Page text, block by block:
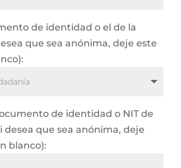
de identidad o el de la
que sea anónima, deje este
de identidad o NIT de
desea que sea anónima, deje
blanco):